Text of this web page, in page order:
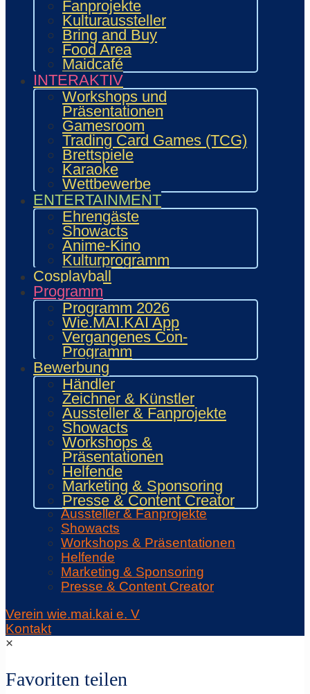
Fanprojekte
Kulturaussteller
Bring and Buy
Food Area
Maidcafé
INTERAKTIV
Workshops und
Präsentationen
Gamesroom
Trading Card Games (TCG)
Brettspiele
Karaoke
Wettbewerbe
ENTERTAINMENT
Ehrengäste
Showacts
Anime-Kino
Kulturprogramm
Cosplayball
Programm
Programm 2026
Wie.MAI.KAI App
Vergangenes Con-
Programm
Bewerbung
Händler
Zeichner & Künstler
Aussteller & Fanprojekte
Showacts
Workshops &
Präsentationen
Helfende
Marketing & Sponsoring
Presse & Content Creator
Was ist …
Veranstalter
Unterstützer
Regeln
Con-Regeln
Cosplaywaffen- und -
Requisitenregeln
MARKTPLATZ
Händler
Zeichner und Künstler
Fanprojekte
Kulturaussteller
Bring and Buy
Food Area
Maidcafé
INTERAKTIV
Workshops und Präsentationen
Gamesroom
Trading Card Games (TCG)
Brettspiele
Karaoke
Wettbewerbe
ENTERTAINMENT
Ehrengäste
Showacts
Anime-Kino
Kulturprogramm
Cosplayball
Programm
Programm 2026
Wie.MAI.KAI App
Vergangenes Con-Programm
Bewerbung
Händler
Zeichner & Künstler
Aussteller & Fanprojekte
Showacts
Workshops & Präsentationen
Helfende
Marketing & Sponsoring
Presse & Content Creator
Verein wie.mai.kai e. V
Kontakt
×
Favoriten teilen